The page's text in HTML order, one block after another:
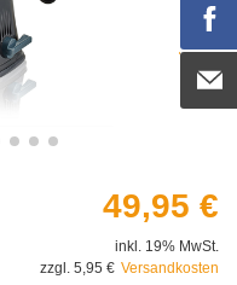
49,95 €
inkl. 19% MwSt.
zzgl. 5,95 € Versandkosten